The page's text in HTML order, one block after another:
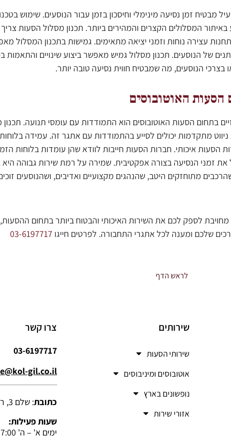
מבטיח זמן נסיעה מינימלי וחיסכון בזמן עבור הנוסעים. שימוש
באיתור המסלולים הקצרים והמהירים ביותר. תכנון מסלול הסעות
עצירה נוחות וזמני יציאה מתאימים. גמישות בתכנון המסלול
של הנוסעים. תכנון מסלול גמיש מאפשר ביצוע שינויים
בצרכי הנוסעים, מה שמבטיח חווית נסיעה טובה יותר.
האוטובוסים
בתחום הסעות האוטובוסים הוא התמודדות עם עומסי תנועה. תכנון
ניווט מתקדמות יכולים לסייע בהתמודדות עם אתגר זה. עמידה
הסעות איכותי. חברות הסעות חייבות לוודא שהן עומדות בלוחות
את זמני הנסיעה בצורה אפקטיבית. שמירה על רמת שירות גבוהה
מתוחזקים היטב, שהנהגים מקצועיים ואדיבים, ושהנוסעים
לספק לכם את השירות האיכותי והבטוח ביותר בתחום
שלכם ומענה לכל אתגרי התחבורה. לפרטים חייגו 03-6197717
לראש הדף
שירותים
שירותי הסעות
אוטובוסים ומיניבוסים
נופשונים בארץ
אזורי שירות
צרו קשר
03-6197717
gil.co.il
כתובת: שלם 3, רמת גן
שעות פעילות:
ימים א' – ה' 7:00 – 19:00